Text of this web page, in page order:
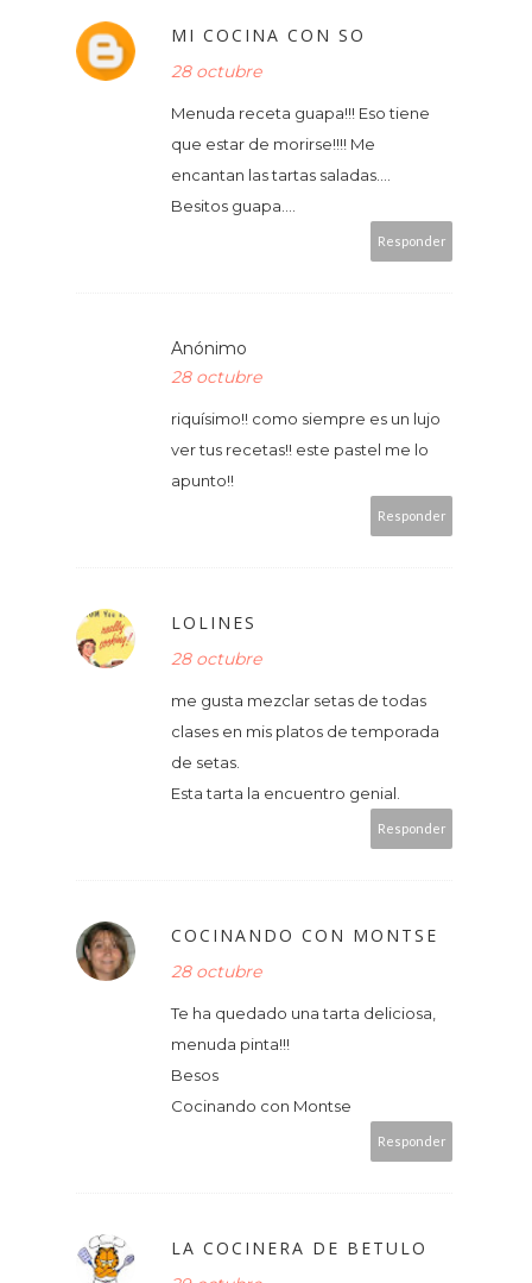
MI COCINA CON SO
28 octubre
Menuda receta guapa!!! Eso tiene
que estar de morirse!!!! Me
encantan las tartas saladas....
Besitos guapa....
Responder
Anónimo
28 octubre
riquísimo!! como siempre es un lujo
ver tus recetas!! este pastel me lo
apunto!!
Responder
LOLINES
28 octubre
me gusta mezclar setas de todas
clases en mis platos de temporada
de setas.
Esta tarta la encuentro genial.
Responder
COCINANDO CON MONTSE
28 octubre
Te ha quedado una tarta deliciosa,
menuda pinta!!!
Besos
Cocinando con Montse
Responder
LA COCINERA DE BETULO